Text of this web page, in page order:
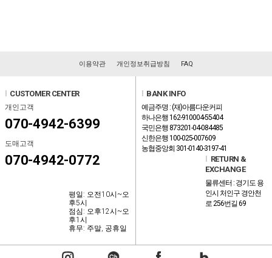
이용약관 개인정보취급방침 FAQ
CUSTOMER CENTER
개인고객
070-4942-6399
도매고객
070-4942-0772
평일: 오전10시~오
후5시
점심: 오후12시~오
후1시
휴무: 주말, 공휴일
BANK INFO
예금주명 : (재)아름다운커피
하나은행 162-910004-55404
국민은행 873201-04-084485
신한은행 100-025-007609
농협중앙회 301-0140-3197-41
RETURN &
EXCHANGE
물류센터 : 경기도 용
인시 처인구 경안천
로 256번길 69